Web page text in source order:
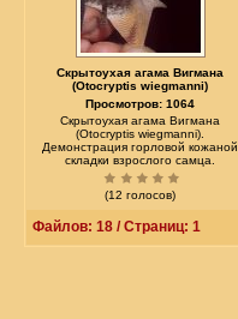
Скрытоухая агама Вигмана
(Otocryptis wiegmanni)
Просмотров: 1064
Скрытоухая агама Вигмана
(Otocryptis wiegmanni).
Демонстрация горловой кожаной
складки взрослого самца.
(12 голосов)
Файлов: 18 / Страниц: 1